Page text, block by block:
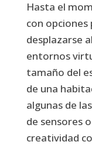
Hasta el
con opciones
desplazarse
entornos
tamaño del
de una
algunas de
de sensores
creatividad